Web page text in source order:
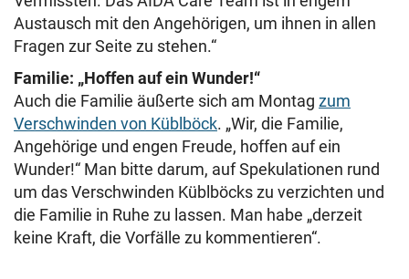
Austausch mit den Angehörigen, um ihnen in allen
Fragen zur Seite zu stehen.“
Familie: „Hoffen auf ein Wunder!“
Auch die Familie äußerte sich am Montag zum
Verschwinden von Küblböck. „Wir, die Familie,
Angehörige und engen Freude, hoffen auf ein
Wunder!“ Man bitte darum, auf Spekulationen rund
um das Verschwinden Küblböcks zu verzichten und
die Familie in Ruhe zu lassen. Man habe „derzeit
keine Kraft, die Vorfälle zu kommentieren“.